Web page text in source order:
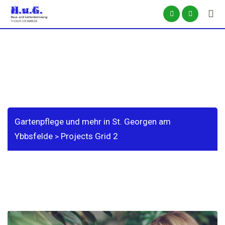
Skip
Gartenpflege und mehr in St. Georgen am
Ybbsfelde > Projects Grid 2